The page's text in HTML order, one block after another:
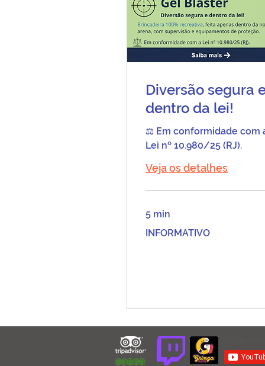
Diversão segura
dentro da lei!
⚖️ Em conformidade com
Lei nº 10.980/25 (RJ).
Veja os detalhes
5 min
INFORMATIVO